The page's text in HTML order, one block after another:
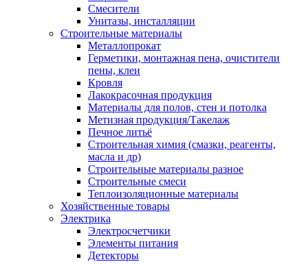
Смесители
Унитазы, инсталляции
Строительные материалы
Металлопрокат
Герметики, монтажная пена, очистители
пены, клеи
Кровля
Лакокрасочная продукция
Материалы для полов, стен и потолка
Метизная продукция/Такелаж
Печное литьё
Строительная химия (смазки, реагенты,
масла и др)
Строительные материалы разное
Строительные смеси
Теплоизоляционные материалы
Хозяйственные товары
Электрика
Электросчетчики
Элементы питания
Детекторы